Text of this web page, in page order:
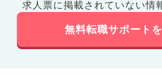
求人票に掲載されていない情
無料転職サポート